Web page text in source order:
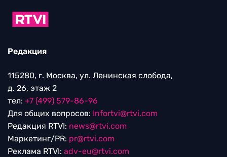
Редакция
115280, г. Москва, ул. Ленинская слобода,
д. 26, этаж 2
тел: +7 (499) 579-86-96
Для общих вопросов: Infortvi@rtvi.com
Редакция RTVI: news@rtvi.com
Маркетинг/PR: pr@rtvi.com
Реклама RTVI: adv-eu@rtvi.com